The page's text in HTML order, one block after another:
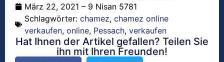
März 22, 2021 – 9 Nisan 5781
Schlagwörter: chamez, chamez online
verkaufen, online, Pessach, verkaufen
Hat Ihnen der Artikel gefallen? Teilen Sie
ihn mit Ihren Freunden!